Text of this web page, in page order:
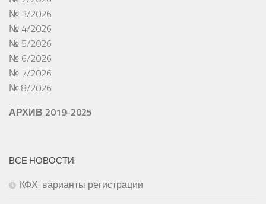
№ 3/2026
№ 4/2026
№ 5/2026
№ 6/2026
№ 7/2026
№ 8/2026
АРХИВ 2019-2025
ВСЕ НОВОСТИ:
КФХ: варианты регистрации